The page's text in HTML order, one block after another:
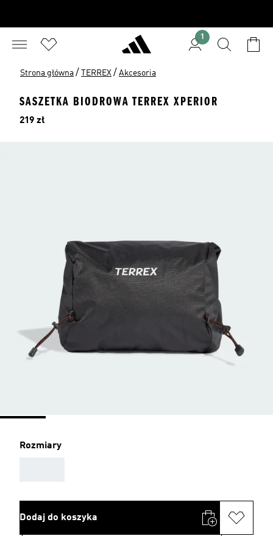
1
Strona główna / TERREX / Akcesoria
SASZETKA BIODROWA TERREX XPERIOR
Cena
219 zł
Rozmiary
Dodaj do koszyka